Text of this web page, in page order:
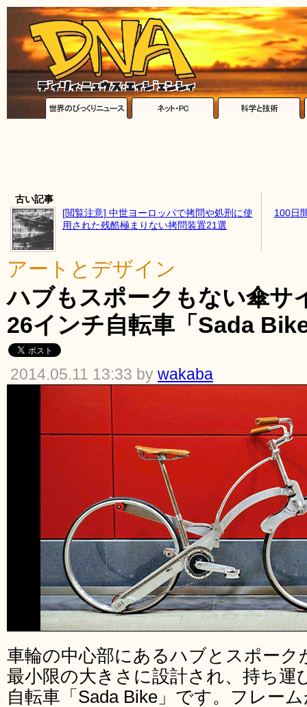
古い記事
[閲覧注意] 中世ヨーロッパで拷問や処刑に使
用された残酷極まりない拷問装置21選
100日
アートとデザイン
ハブもスポークもない傘サ
26インチ自転車「Sada
2014.05.11 13:33 by wakaba
車輪の中心部にあるハブとスポーク
最小限の大きさに設計され、持ち運
自転車「Sada Bike」です。フレー